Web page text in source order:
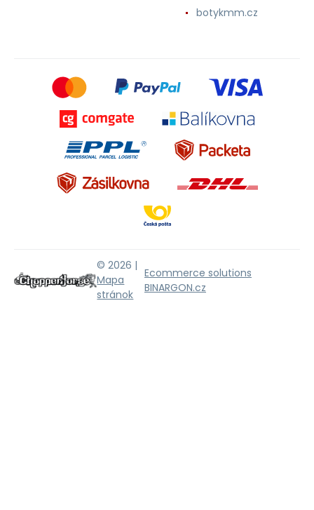
botykmm.cz
© 2026 |
Mapa
stránok
Ecommerce solutions
BINARGON.cz